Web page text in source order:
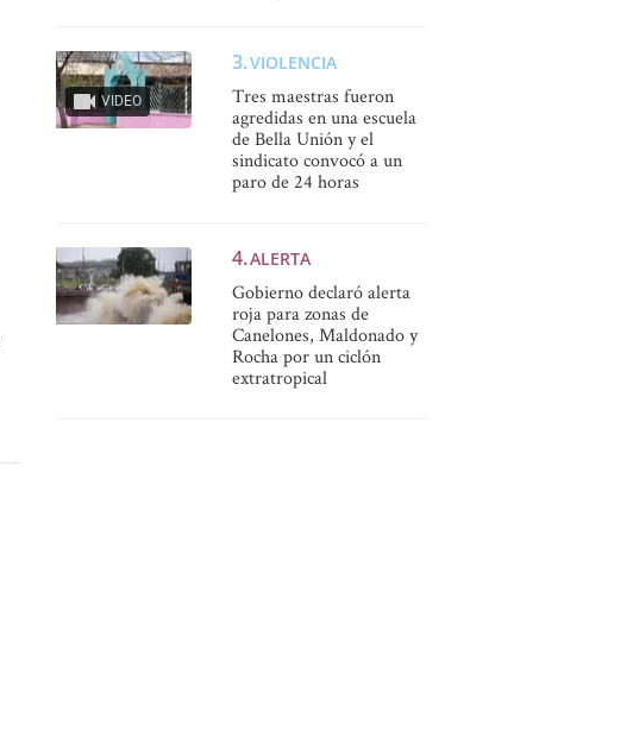
VIDEO
VIOLENCIA
Tres maestras fueron
agredidas en una escuela
de Bella Unión y el
sindicato convocó a un
paro de 24 horas
ALERTA
Gobierno declaró alerta
roja para zonas de
Canelones, Maldonado y
Rocha por un ciclón
extratropical